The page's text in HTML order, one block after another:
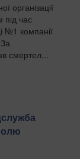
організації
під час
№1 компанії
смертел...